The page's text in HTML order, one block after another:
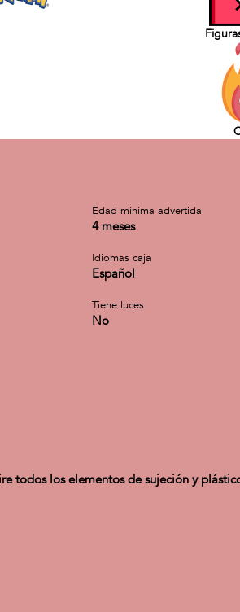
Edad minima advertida
4 meses
Idiomas caja
Español
Tiene luces
No
todos los elementos de sujeción y